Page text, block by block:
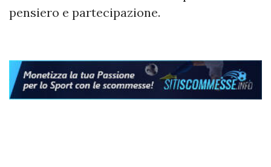
pensiero e partecipazione.